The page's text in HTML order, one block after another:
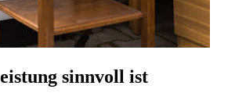
sinnvoll ist